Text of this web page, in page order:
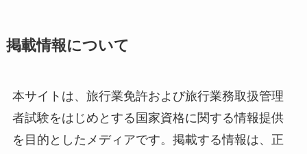
掲載情報について
本サイトは、旅行業免許および旅行業務取扱管理
者試験をはじめとする国家資格に関する情報提供
を目的としたメディアです。掲載する情報は、正